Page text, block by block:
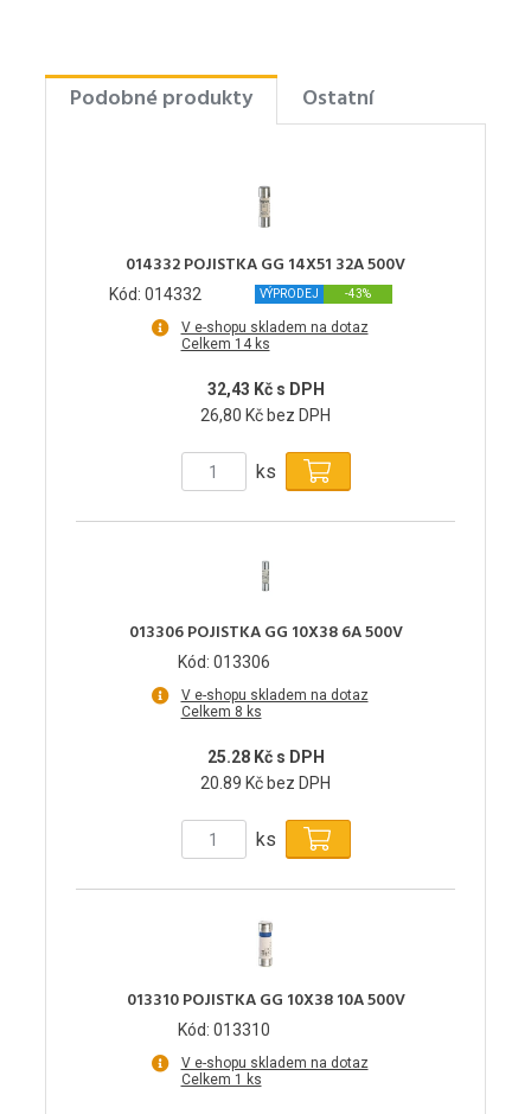
Podobné produkty Ostatní
014332 POJISTKA GG 14X51 32A 500V
Kód: 014332 VÝPRODEJ -43%
V e-shopu skladem na dotaz
Celkem 14 ks
32,43 Kč s DPH
26,80 Kč bez DPH
ks
013306 POJISTKA GG 10X38 6A 500V
Kód: 013306
V e-shopu skladem na dotaz
Celkem 8 ks
25.28 Kč s DPH
20.89 Kč bez DPH
ks
013310 POJISTKA GG 10X38 10A 500V
Kód: 013310
V e-shopu skladem na dotaz
Celkem 1 ks